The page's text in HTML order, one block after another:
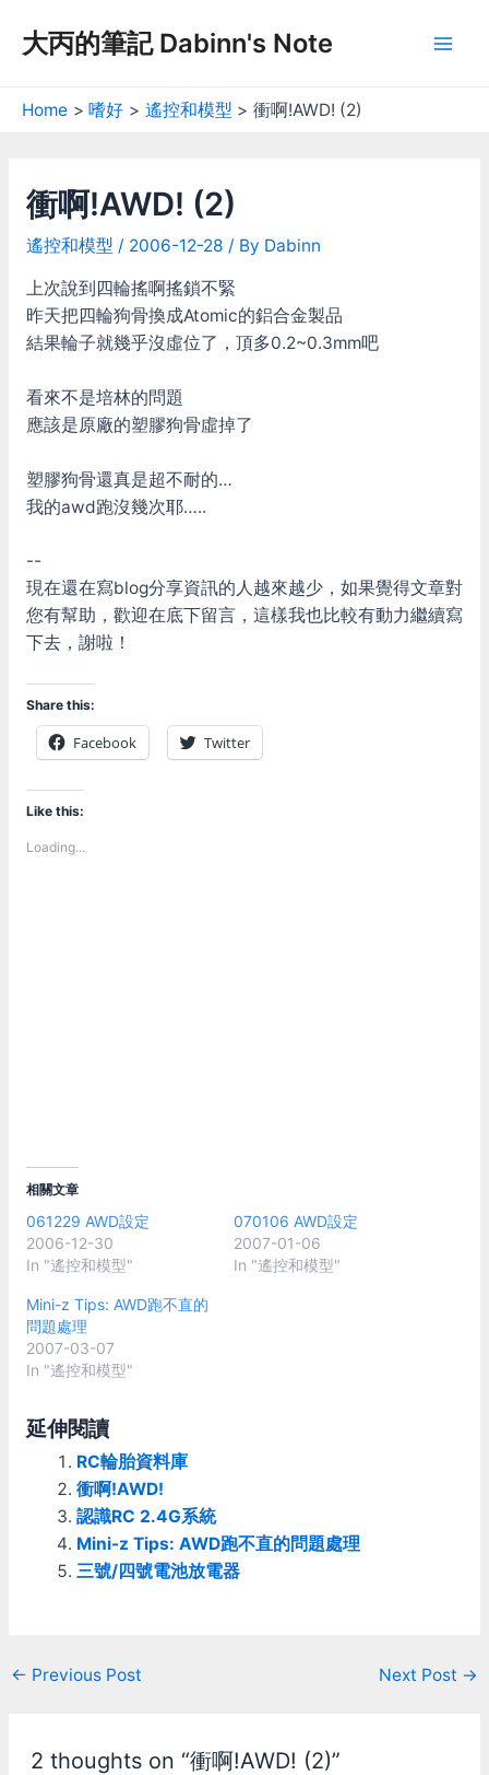
大丙的筆記 Dabinn's Note
Home 嗜好 遙控和模型 衝啊!AWD! (2)
衝啊!AWD! (2)
遙控和模型 / 2006-12-28 / By Dabinn
上次說到四輪搖啊搖鎖不緊
昨天把四輪狗骨換成Atomic的鋁合金製品
結果輪子就幾乎沒虛位了，頂多0.2~0.3mm吧
看來不是培林的問題
應該是原廠的塑膠狗骨虛掉了
塑膠狗骨還真是超不耐的…
我的awd跑沒幾次耶…..
--
現在還在寫blog分享資訊的人越來越少，如果覺得文章對
您有幫助，歡迎在底下留言，這樣我也比較有動力繼續寫
下去，謝啦！
Share this:
Facebook Twitter
Like this:
Loading...
相關文章
061229 AWD設定
2006-12-30
In "遙控和模型"
070106 AWD設定
2007-01-06
In "遙控和模型"
Mini-z Tips: AWD跑不直的
問題處理
2007-03-07
In "遙控和模型"
延伸閱讀
RC輪胎資料庫
衝啊!AWD!
認識RC 2.4G系統
Mini-z Tips: AWD跑不直的問題處理
三號/四號電池放電器
Post
← Previous Post Next Post →
2 thoughts on “衝啊!AWD! (2)”